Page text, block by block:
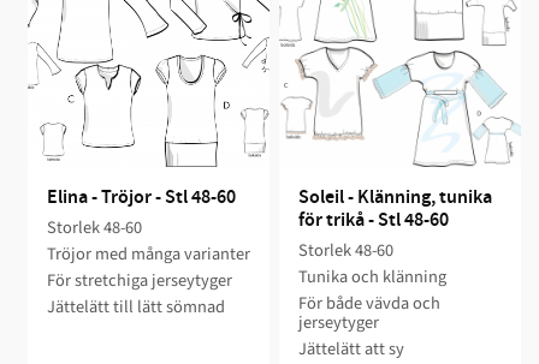
Elina - Tröjor - Stl 48-60
Storlek 48-60​​​​​​​
Tröjor med många varianter​​​​
​För stretchiga jerseytyger​
Jättelätt till lätt sömnad​
Soleil - Klänning, tunika
för trikå - Stl 48-60
Storlek 48-60​​
Tunika och klänning​​
För både vävda och
jerseytyger
Jättelätt att sy​